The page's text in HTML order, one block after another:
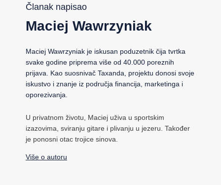
Članak napisao
Maciej Wawrzyniak
Maciej Wawrzyniak je iskusan poduzetnik čija tvrtka
svake godine priprema više od 40.000 poreznih
prijava. Kao suosnivač Taxanda, projektu donosi svoje
iskustvo i znanje iz područja financija, marketinga i
oporezivanja.
U privatnom životu, Maciej uživa u sportskim
izazovima, sviranju gitare i plivanju u jezeru. Također
je ponosni otac trojice sinova.
Više o autoru